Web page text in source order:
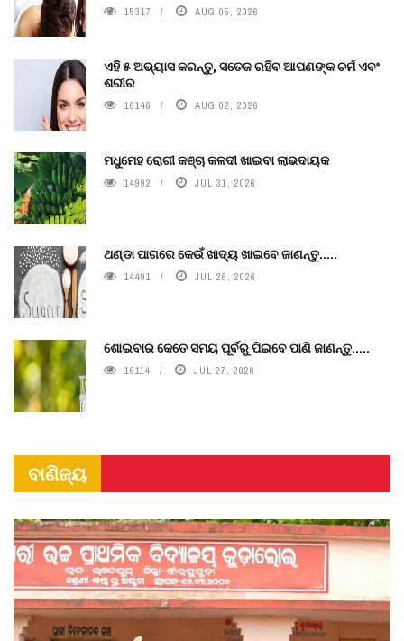
15317 AUG 05, 2026
ଏହି ୫ ଅଭ୍ୟାସ କରନ୍ତୁ, ସତେଜ ରହିବ ଆପଣଙ୍କ ଚର୍ମ ଏବଂ
ଶରୀର
16146 AUG 02, 2026
ମଧୁମେହ ରୋଗୀ କଞ୍ଚା କଳଦୀ ଖାଇବା ଲାଭଦାୟକ
14992 JUL 31, 2026
ଥଣ୍ଡା ପାଗରେ କେଉଁ ଖାଦ୍ୟ ଖାଇବେ ଜାଣନ୍ତୁ.....
14491 JUL 28, 2026
ଶୋଇବାର କେତେ ସମୟ ପୂର୍ବରୁ ପିଇବେ ପାଣି ଜାଣନ୍ତୁ.....
16114 JUL 27, 2026
ବାଣିଜ୍ୟ